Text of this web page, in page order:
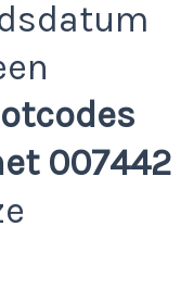
007442